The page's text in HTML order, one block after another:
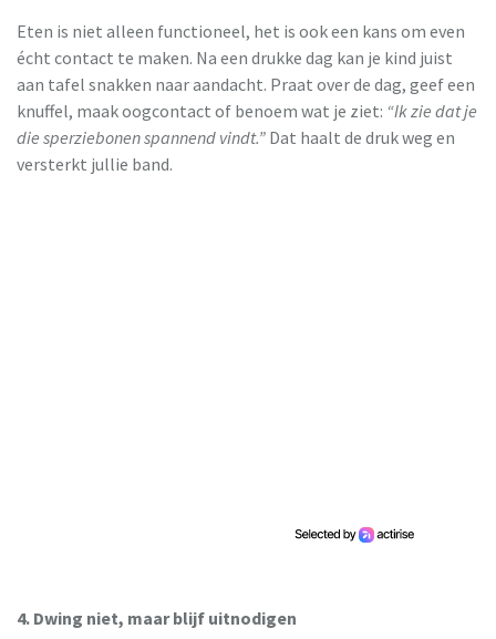
Eten is niet alleen functioneel, het is ook een kans om even
écht contact te maken. Na een drukke dag kan je kind juist
aan tafel snakken naar aandacht. Praat over de dag, geef een
knuffel, maak oogcontact of benoem wat je ziet: “Ik zie dat je
die sperziebonen spannend vindt.” Dat haalt de druk weg en
versterkt jullie band.
4. Dwing niet, maar blijf uitnodigen